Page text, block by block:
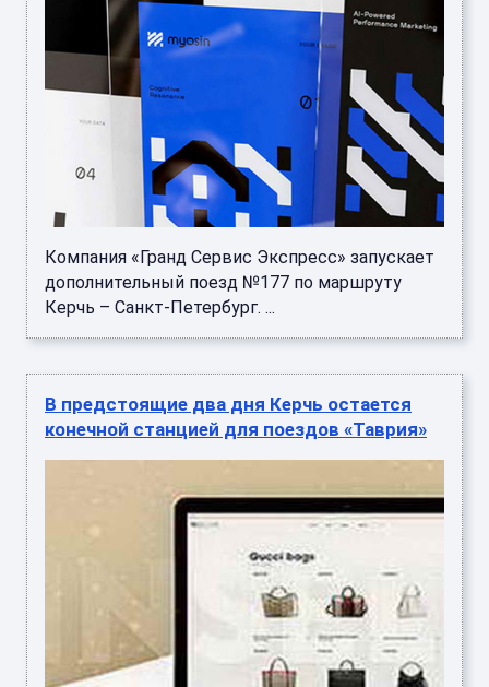
Компания «Гранд Сервис Экспресс» запускает
дополнительный поезд №177 по маршруту
Керчь – Санкт-Петербург. ...
В предстоящие два дня Керчь остается
конечной станцией для поездов «Таврия»